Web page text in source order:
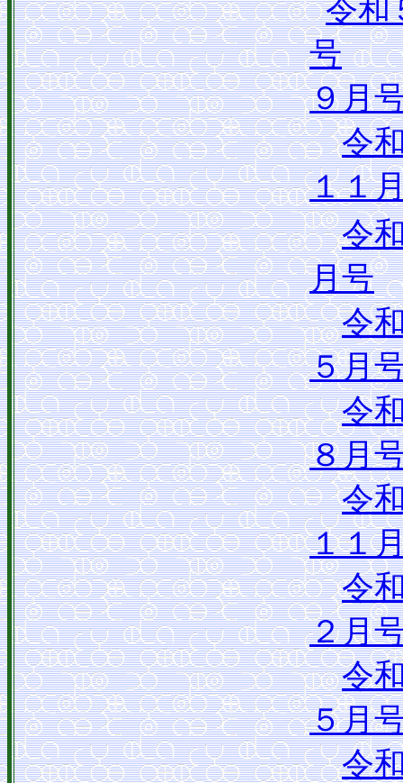
令和
号
９月
令
１１
令
月号
令
５月
令
８月
令
１１
令
２月
令
５月
令